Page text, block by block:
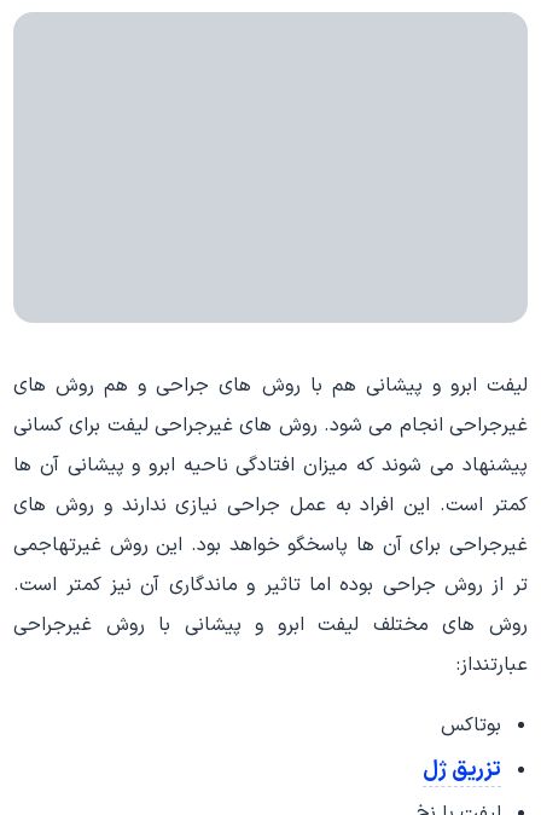
لیفت ابرو و پیشانی هم با روش های جراحی و هم روش های
غیرجراحی انجام می شود. روش های غیرجراحی لیفت برای کسانی
پیشنهاد می شوند که میزان افتادگی ناحیه ابرو و پیشانی آن ها
کمتر است. این افراد به عمل جراحی نیازی ندارند و روش های
غیرجراحی برای آن ها پاسخگو خواهد بود. این روش غیرتهاجمی
تر از روش جراحی بوده اما تاثیر و ماندگاری آن نیز کمتر است.
روش های مختلف لیفت ابرو و پیشانی با روش غیرجراحی
عبارتنداز:
بوتاکس
تزریق ژل